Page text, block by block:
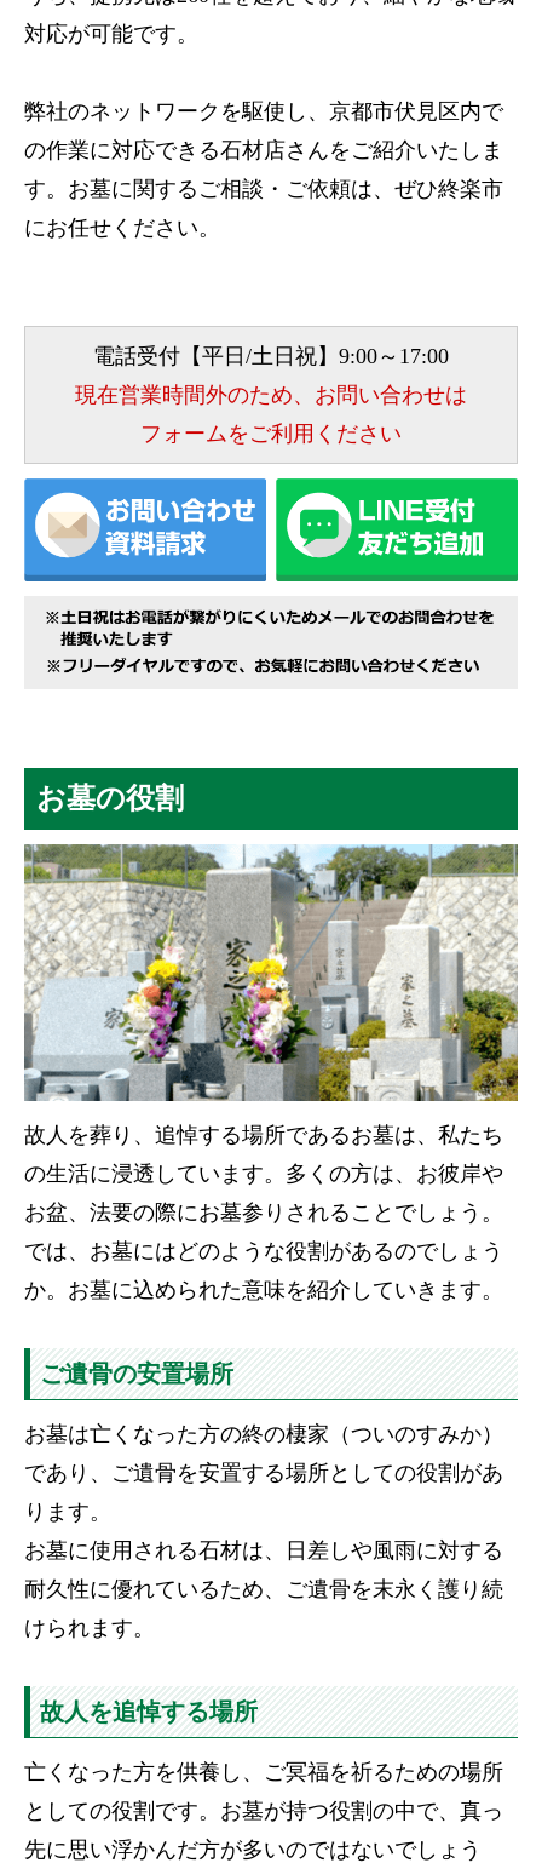
対応が可能です。
弊社のネットワークを駆使し、京都市伏見区内で
の作業に対応できる石材店さんをご紹介いたしま
す。お墓に関するご相談・ご依頼は、ぜひ終楽市
にお任せください。
電話受付【平日/土日祝】9:00～17:00
現在営業時間外のため、お問い合わせは
フォームをご利用ください
お墓の役割
故人を葬り、追悼する場所であるお墓は、私たち
の生活に浸透しています。多くの方は、お彼岸や
お盆、法要の際にお墓参りされることでしょう。
では、お墓にはどのような役割があるのでしょう
か。お墓に込められた意味を紹介していきます。
ご遺骨の安置場所
お墓は亡くなった方の終の棲家（ついのすみか）
であり、ご遺骨を安置する場所としての役割があ
ります。
お墓に使用される石材は、日差しや風雨に対する
耐久性に優れているため、ご遺骨を末永く護り続
けられます。
故人を追悼する場所
亡くなった方を供養し、ご冥福を祈るための場所
としての役割です。お墓が持つ役割の中で、真っ
先に思い浮かんだ方が多いのではないでしょう